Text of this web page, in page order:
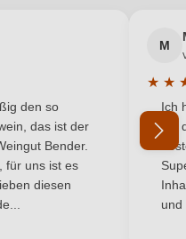
Vino Generico
Garganega
Venetien
mein Passwort vergessen
von 5 von 5 Sternen
den so
das ist der
Bender.
für uns ist es
diesen
M
★ ★
Ich
mit
und